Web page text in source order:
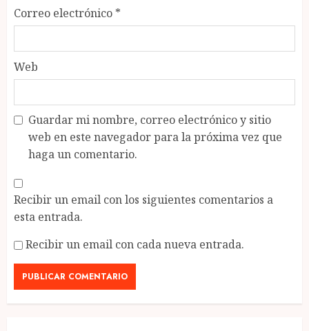
Correo electrónico *
Web
Guardar mi nombre, correo electrónico y sitio
web en este navegador para la próxima vez que
haga un comentario.
Recibir un email con los siguientes comentarios a
esta entrada.
Recibir un email con cada nueva entrada.